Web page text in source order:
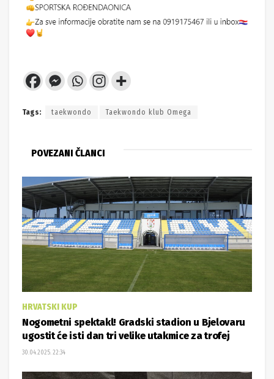
Tags: taekwondo Taekwondo klub Omega
POVEZANI ČLANCI
HRVATSKI KUP
Nogometni spektakl! Gradski stadion u Bjelovaru
ugostit će isti dan tri velike utakmice za trofej
30.04.2025. 22:34